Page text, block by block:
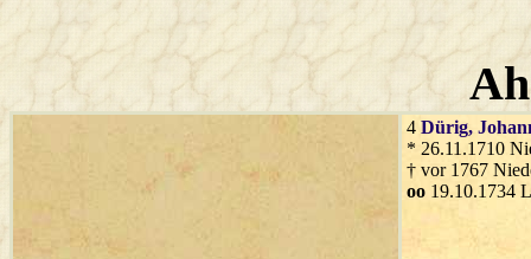
4 Dürig,
* 26.11.1710
† vor 1767
oo 19.10.1734